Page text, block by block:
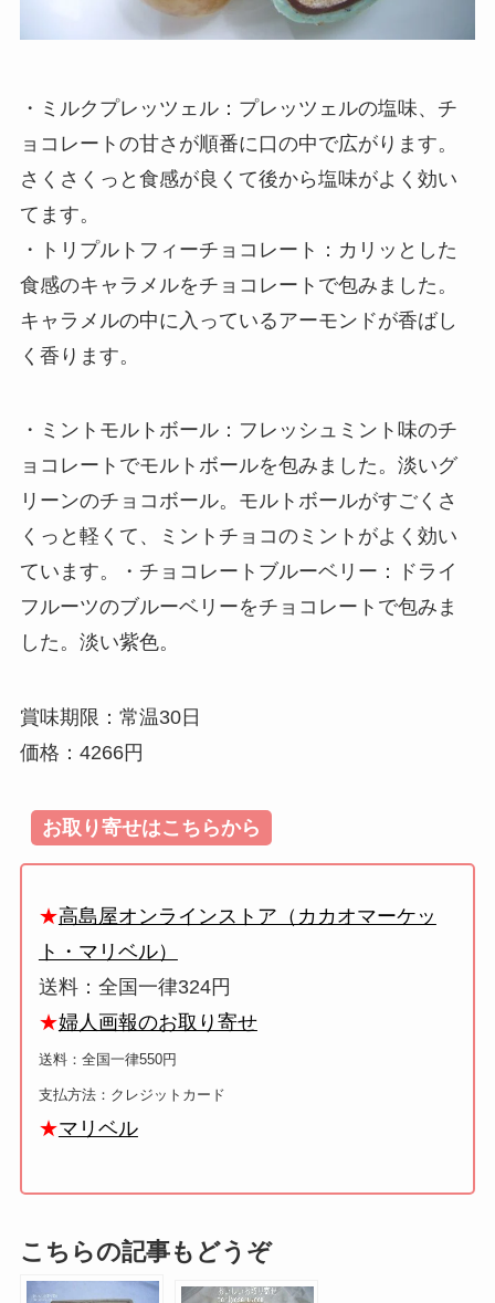
・ミルクプレッツェル：プレッツェルの塩味、チ
ョコレートの甘さが順番に口の中で広がります。
さくさくっと食感が良くて後から塩味がよく効い
てます。
・トリプルトフィーチョコレート：カリッとした
食感のキャラメルをチョコレートで包みました。
キャラメルの中に入っているアーモンドが香ばし
く香ります。
・ミントモルトボール：フレッシュミント味のチ
ョコレートでモルトボールを包みました。淡いグ
リーンのチョコボール。モルトボールがすごくさ
くっと軽くて、ミントチョコのミントがよく効い
ています。・チョコレートブルーベリー：ドライ
フルーツのブルーベリーをチョコレートで包みま
した。淡い紫色。
賞味期限：常温30日
価格：4266円
お取り寄せはこちらから
★高島屋オンラインストア（カカオマーケッ
ト・マリベル）
送料：全国一律324円
★婦人画報のお取り寄せ
送料：全国一律550円
支払方法：クレジットカード
★マリベル
こちらの記事もどうぞ